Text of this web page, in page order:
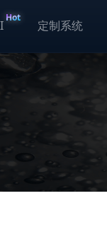
Hot
定制系统